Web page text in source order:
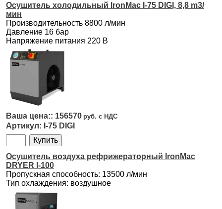
Осушитель холодильный IronMac I-75 DIGI, 8,8 m3/
мин
Производительность 8800 л/мин
Давление 16 бар
Напряжение питания 220 В
156570
I-75 DIGI
Осушитель воздуха рефрижераторный IronMac
DRYER I-100
Пропускная способность: 13500 л/мин
Тип охлаждения: воздушное